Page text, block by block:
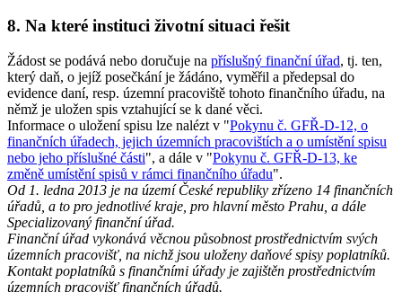
8. Na které instituci životní situaci řešit
Žádost se podává nebo doručuje na příslušný finanční úřad, tj. ten,
který daň, o jejíž posečkání je žádáno, vyměřil a předepsal do
evidence daní, resp. územní pracoviště tohoto finančního úřadu, na
němž je uložen spis vztahující se k dané věci.
Informace o uložení spisu lze nalézt v "Pokynu č. GFŘ-D-12, o
finančních úřadech, jejich územních pracovištích a o umístění spisu
nebo jeho příslušné části", a dále v "Pokynu č. GFŘ-D-13, ke
změně umístění spisů v rámci finančního úřadu".
Od 1. ledna 2013 je na území České republiky zřízeno 14 finančních
úřadů, a to pro jednotlivé kraje, pro hlavní město Prahu, a dále
Specializovaný finanční úřad.
Finanční úřad vykonává věcnou působnost prostřednictvím svých
územních pracovišť, na nichž jsou uloženy daňové spisy poplatníků.
Kontakt poplatníků s finančními úřady je zajištěn prostřednictvím
územních pracovišť finančních úřadů.